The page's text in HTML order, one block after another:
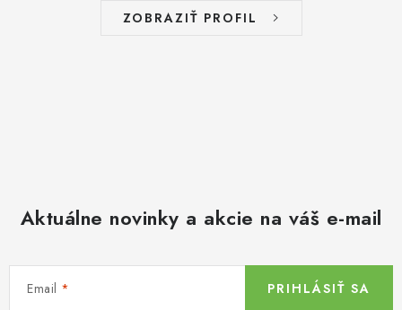
ZOBRAZIŤ PROFIL
Aktuálne novinky a akcie na váš e-mail
Email PRIHLÁSIŤ SA